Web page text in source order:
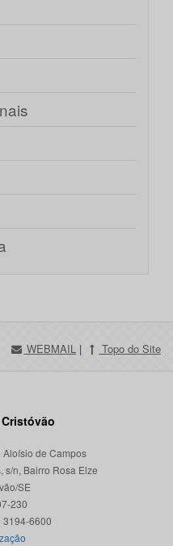
WEBMAIL | Topo do Site
Aloísio de Campos
s/n, Bairro Rosa Elze
SE
230